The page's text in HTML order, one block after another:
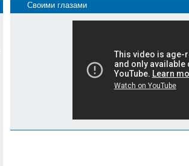
Своими глазами